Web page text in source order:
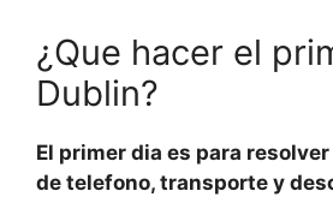
¿Que hacer el
Dublin?
El primer dia es para
de telefono, transporte y